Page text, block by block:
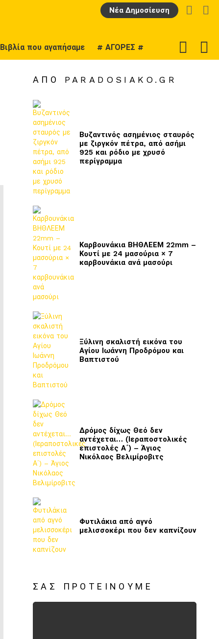
Νέα Δημοσίευση
LOGIN
Βιβλία που αγαπήσαμε # ΑΓΟΡΕΣ #
SKIN
ΑΠΌ PARADOSIAKO.GR
Βυζαντινός ασημένιος σταυρός
με ζιργκόν πέτρα, από ασήμι
925 και ρόδιο με χρυσό
περίγραμμα
Καρβουνάκια ΒΗΘΛΕΕΜ 22mm –
Κουτί με 24 μασούρια × 7
καρβουνάκια ανά μασούρι
Ξύλινη σκαλιστή εικόνα του
Αγίου Ιωάννη Προδρόμου και
Βαπτιστού
Δρόμος δίχως Θεό δεν
αντέχεται… (Ιεραποστολικές
επιστολές Α΄) – Άγιος
Νικόλαος Βελιμίροβιτς
Φυτιλάκια από αγνό
μελισσοκέρι που δεν καπνίζουν
ΣΑΣ ΠΡΟΤΕΊΝΟΥΜΕ